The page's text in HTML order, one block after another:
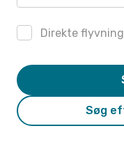
Direkte flyvning
Søg